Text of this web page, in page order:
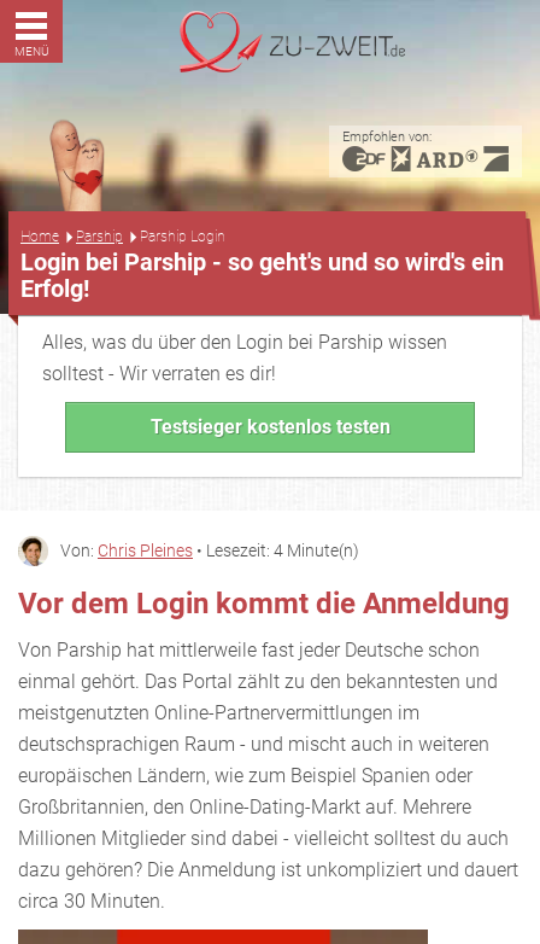
MENÜ
Empfohlen von:
Home Parship Parship Login
Login bei Parship - so geht's und so wird's ein
Erfolg!
Alles, was du über den Login bei Parship wissen
solltest - Wir verraten es dir!
Testsieger kostenlos testen
Von: Chris Pleines • Lesezeit: 4 Minute(n)
Vor dem Login kommt die Anmeldung
Von Parship hat mittlerweile fast jeder Deutsche schon
einmal gehört. Das Portal zählt zu den bekanntesten und
meistgenutzten Online-Partnervermittlungen im
deutschsprachigen Raum - und mischt auch in weiteren
europäischen Ländern, wie zum Beispiel Spanien oder
Großbritannien, den Online-Dating-Markt auf. Mehrere
Millionen Mitglieder sind dabei - vielleicht solltest du auch
dazu gehören? Die Anmeldung ist unkompliziert und dauert
circa 30 Minuten.